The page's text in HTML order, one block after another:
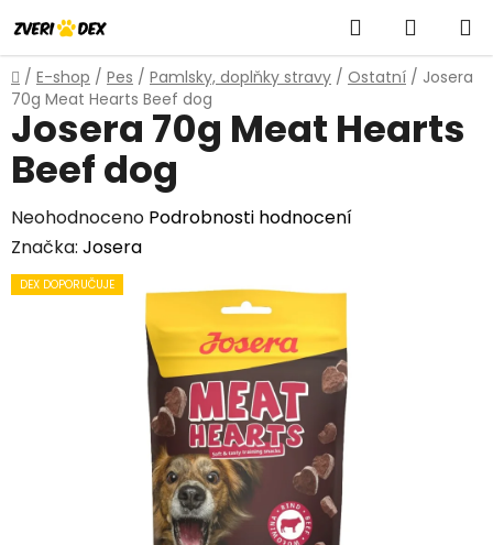
na
obsah
Hledat
KOŠÍK
Domů
/ E-shop / Pes / Pamlsky, doplňky stravy / Ostatní / Josera
70g Meat Hearts Beef dog
Josera 70g Meat Hearts
Beef dog
Průměrné
hodnocení
produktu
Neohodnoceno Podrobnosti hodnocení
Značka: Josera
DEX DOPORUČUJE